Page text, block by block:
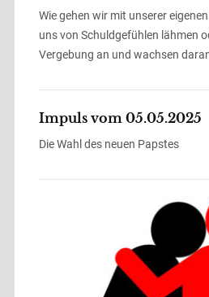
Wie gehen wir mit unserer
uns von Schuldgefühlen lähmen
Vergebung an und wachsen
Impuls vom 05.05.2025
Die Wahl des neuen Papstes